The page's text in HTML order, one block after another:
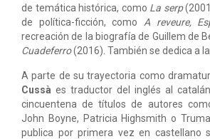
de temática histórica, como La serp
de política-ficción, como A reveure,
recreación de la biografía de Guillem de
Cuadeferro(2016). También se dedica a
A parte de su trayectoria como
Cussà es traductor del inglés al
cincuentena de títulos de autores
John Boyne, Patricia Highsmith o
publica por primera vez en castellano